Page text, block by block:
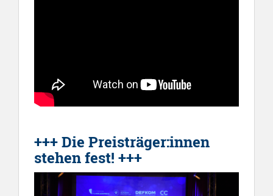
+++Die Preisträger:innen
stehen fest! +++